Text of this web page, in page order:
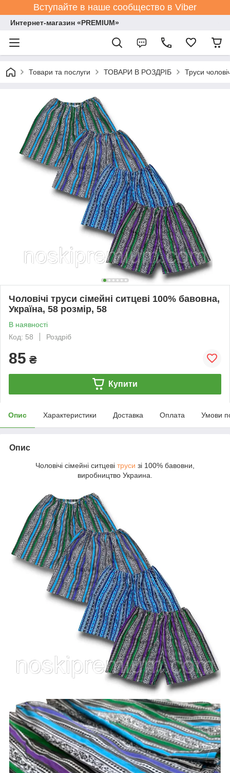
Вступайте в наше сообщество в Viber
Интернет-магазин «PREMIUM»
Товари та послуги ТОВАРИ В РОЗДРІБ Труси
Чоловічі труси сімейні ситцеві 100% бавовна,
Україна, 58 розмір, 58
В наявності
Код: 58
Роздріб
85 ₴
Купити
Опис Характеристики Доставка Оплата Умови
Опис
Чоловічі сімейні ситцеві труси зі 100% бавовни,
виробництво Украина.